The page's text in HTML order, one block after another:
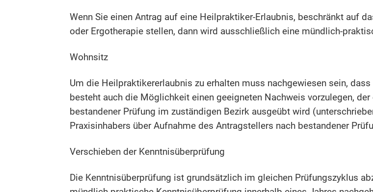
Wenn Sie einen Antrag auf eine Heilpraktiker-Erlaubnis, beschränkt auf
oder Ergotherapie stellen, dann wird ausschließlich eine mündlich-
Wohnsitz
Um die Heilpraktikererlaubnis zu erhalten muss nachgewiesen sein,
besteht auch die Möglichkeit einen geeigneten Nachweis vorzulegen,
bestandener Prüfung im zuständigen Bezirk ausgeübt wird
Praxisinhabers über Aufnahme des Antragstellers nach bestandener
Verschieben der Kenntnisüberprüfung
Die Kenntnisüberprüfung ist grundsätzlich im gleichen Prüfungszyklus